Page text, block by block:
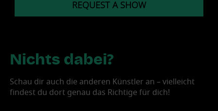
REQUEST A SHOW
Nichts dabei?
Schau dir auch die anderen Künstler an – vielleicht
findest du dort genau das Richtige für dich!